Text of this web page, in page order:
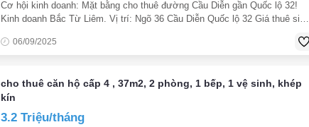
Cơ hội kinh doanh: Mặt bằng cho thuê đường Cầu Diễn gần Quốc lộ 32!
Kinh doanh Bắc Từ Liêm. Vị trí: Ngõ 36 Cầu Diễn Quốc lộ 32 Giá thuê siêu
cọc 106/09/2025
cho thuê căn hộ cấp 4 , 37m2, 2 phòng, 1 bếp, 1 vệ sinh, khép
kín
3.2 Triệu/tháng